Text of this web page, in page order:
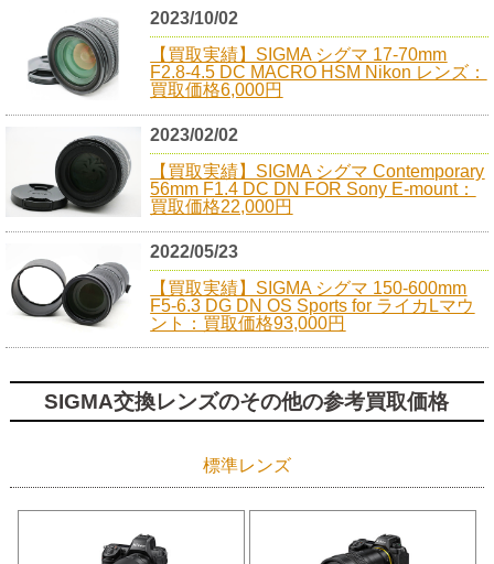
2023/10/02
【買取実績】SIGMA シグマ 17-70mm
F2.8-4.5 DC MACRO HSM Nikon レンズ：
買取価格6,000円
2023/02/02
【買取実績】SIGMA シグマ Contemporary
56mm F1.4 DC DN FOR Sony E-mount：
買取価格22,000円
2022/05/23
【買取実績】SIGMA シグマ 150-600mm
F5-6.3 DG DN OS Sports for ライカLマウ
ント：買取価格93,000円
SIGMA交換レンズのその他の参考買取価格
標準レンズ